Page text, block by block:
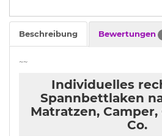
Beschreibung Bewertungen
~~
Individuelles
Spannbettlaken
Matratzen, Camper,
Co.